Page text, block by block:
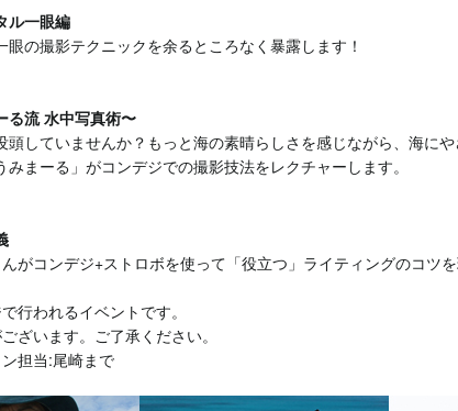
ル一眼編
の撮影テクニックを余るところなく暴露します！
る流 水中写真術〜
頭していませんか？もっと海の素晴らしさを感じながら、海に
まーる」がコンデジでの撮影技法をレクチャーします。
がコンデジ+ストロボを使って「役立つ」ライティングのコツ
行われるイベントです。
ざいます。ご了承ください。
担当:尾崎まで